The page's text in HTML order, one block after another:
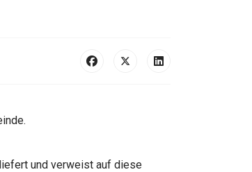
und verweist auf diese